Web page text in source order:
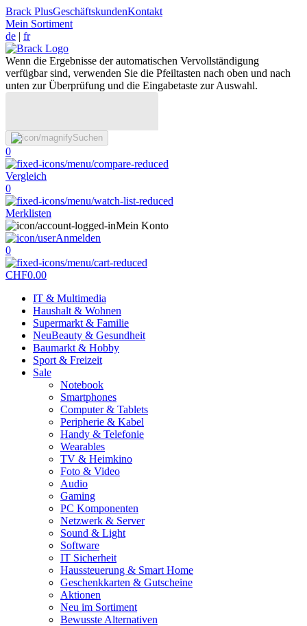
Brack PlusGeschäftskundenKontakt
Mein Sortiment
de | fr
Wenn die Ergebnisse der automatischen Vervollständigung
verfügbar sind, verwenden Sie die Pfeiltasten nach oben und nach
unten zur Überprüfung und die Eingabetaste zur Auswahl.
Suchen
0
Vergleich
0
Merklisten
Mein Konto
Anmelden
0
CHF0.00
IT & Multimedia
Haushalt & Wohnen
Supermarkt & Familie
NeuBeauty & Gesundheit
Baumarkt & Hobby
Sport & Freizeit
Sale
Notebook
Smartphones
Computer & Tablets
Peripherie & Kabel
Handy & Telefonie
Wearables
TV & Heimkino
Foto & Video
Audio
Gaming
PC Komponenten
Netzwerk & Server
Sound & Light
Software
IT Sicherheit
Haussteuerung & Smart Home
Geschenkkarten & Gutscheine
Aktionen
Neu im Sortiment
Bewusste Alternativen